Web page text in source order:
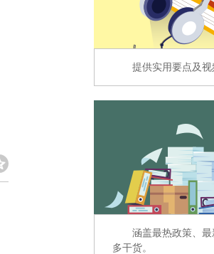
提供实用要点及视
涵盖最热政策、最
多干货。